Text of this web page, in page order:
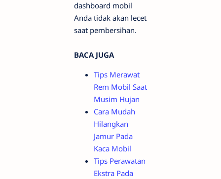
dashboard mobil
Anda tidak akan lecet
saat pembersihan.
BACA JUGA
Tips Merawat
Rem Mobil Saat
Musim Hujan
Cara Mudah
Hilangkan
Jamur Pada
Kaca Mobil
Tips Perawatan
Ekstra Pada